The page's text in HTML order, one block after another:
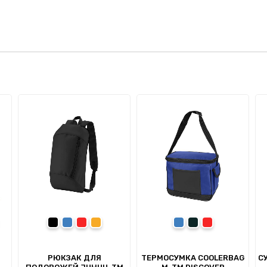
РЮКЗАК ДЛЯ
ТЕРМОСУМКА COOLERBAG